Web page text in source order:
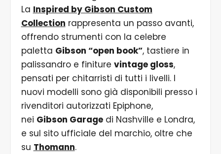
La Inspired by Gibson Custom
Collection rappresenta un passo avanti,
offrendo strumenti con la celebre
paletta Gibson “open book”, tastiere in
palissandro e finiture vintage gloss,
pensati per chitarristi di tutti i livelli. I
nuovi modelli sono già disponibili presso i
rivenditori autorizzati Epiphone,
nei Gibson Garagedi Nashville e Londra,
e sul sito ufficiale del marchio, oltre che
su Thomann.